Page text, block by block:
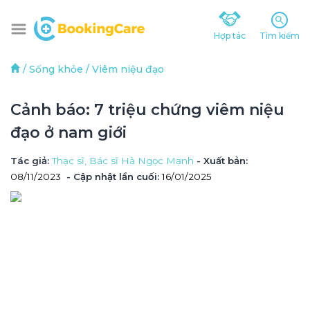
Hợp tác Tìm kiếm
/ Sống khỏe / Viêm niệu đạo
Cảnh báo: 7 triệu chứng viêm niệu
đạo ở nam giới
Tác giả: Thạc sĩ, Bác sĩ Hà Ngọc Mạnh
08/11/2023
- Cập nhật lần cuối: 16/01/2025